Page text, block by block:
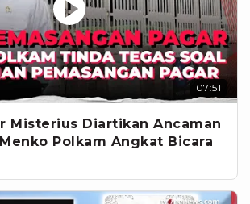
07:51
Misterius Diartikan Ancaman
Polkam Angkat Bicara